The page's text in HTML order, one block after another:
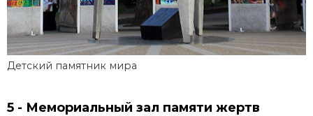
Детский памятник мира
5 - Мемориальный зал памяти жертв